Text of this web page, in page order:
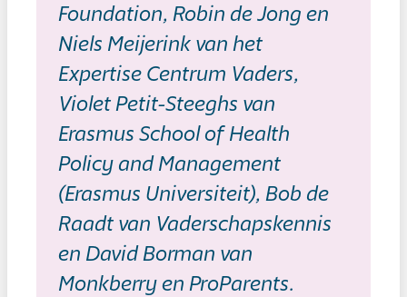
Foundation, Robin de Jong en
Niels Meijerink van het
Expertise Centrum Vaders,
Violet Petit-Steeghs van
Erasmus School of Health
Policy and Management
(Erasmus Universiteit), Bob de
Raadt van Vaderschapskennis
en David Borman van
Monkberry en ProParents.